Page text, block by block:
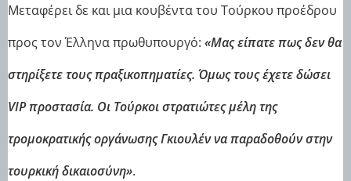
Μεταφέρει δε και μια κουβέντα του Τούρκου προέδρου
προς τον Έλληνα πρωθυπουργό: «Μας είπατε πως δεν θα
στηρίξετε τους πραξικοπηματίες. Όμως τους έχετε δώσει
VIP προστασία. Οι Τούρκοι στρατιώτες μέλη της
τρομοκρατικής οργάνωσης Γκιουλέν να παραδοθούν στην
τουρκική δικαιοσύνη».